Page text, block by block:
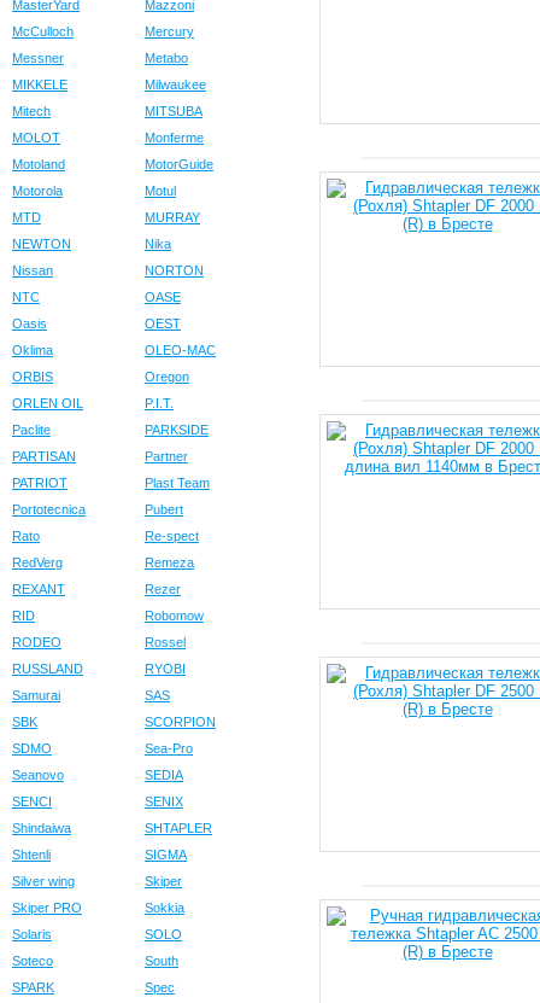
MasterYard
Mazzoni
McCulloch
Mercury
Messner
Metabo
MIKKELE
Milwaukee
Mitech
MITSUBA
MOLOT
Monferme
Motoland
MotorGuide
Motorola
Motul
MTD
MURRAY
NEWTON
Nika
Nissan
NORTON
NTC
OASE
Oasis
OEST
Oklima
OLEO-MAC
ORBIS
Oregon
ORLEN OIL
P.I.T.
Paclite
PARKSIDE
PARTISAN
Partner
PATRIOT
Plast Team
Portotecnica
Pubert
Rato
Re-spect
RedVerg
Remeza
REXANT
Rezer
RID
Robomow
RODEO
Rossel
RUSSLAND
RYOBI
Samurai
SAS
SBK
SCORPION
SDMO
Sea-Pro
Seanovo
SEDIA
SENCI
SENIX
Shindaiwa
SHTAPLER
Shtenli
SIGMA
Silver wing
Skiper
Skiper PRO
Sokkia
Solaris
SOLO
Soteco
South
SPARK
Spec